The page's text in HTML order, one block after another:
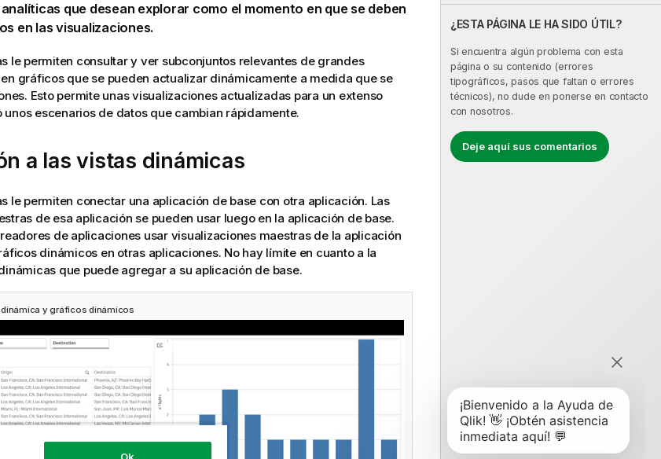
¿ESTA PÁGINA LE HA SIDO ÚTIL?
Si encuentra algún problema con esta
página o su contenido (errores
tipográficos, pasos que faltan o errores
técnicos), no dude en ponerse en contacto
con nosotros.
Deje aquí sus comentarios
que desean explorar como el momento en que se deben
en las visualizaciones.
le permiten consultar y ver subconjuntos relevantes de grandes
gráficosque se pueden actualizar dinámicamente a medida que se
. Esto permite unas visualizaciones actualizadas para un extenso
escenarios de datos que cambian rápidamente.
a las vistas dinámicas
le permiten conectar una aplicación de base con otra aplicación. Las
de esa aplicación se pueden usar luego en la aplicación de base.
de aplicaciones usar visualizaciones maestras de la aplicación
dinámicos en otras aplicaciones. No hay límite en cuanto a la
que puede agregar a su aplicación de base.
y gráficos dinámicos